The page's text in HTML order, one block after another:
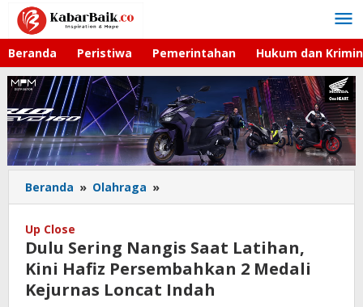
Lewati
konten
Beranda Peristiwa Pemerintahan Hukum dan
Beranda » Olahraga »
Sering
Saat
Latihan,
Kini
Hafiz
Up Close
Dulu Sering Nangis Saat Latihan,
Kini Hafiz Persembahkan 2 Medali
Kejurnas Loncat Indah